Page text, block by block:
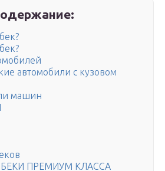
автомобили с кузовом
машин
ПРЕМИУМ КЛАССА